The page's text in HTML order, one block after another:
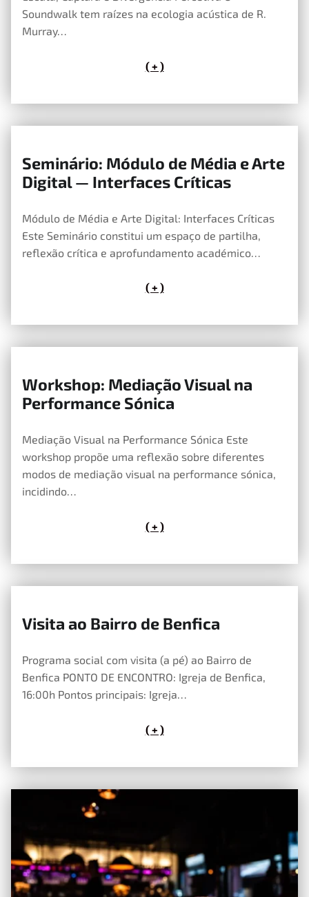
Soundwalk tem raízes na ecologia acústica de R.
Murray…
( + )
Seminário: Módulo de Média e Arte
Digital — Interfaces Críticas
Módulo de Média e Arte Digital: Interfaces Críticas
Este Seminário constitui um espaço de partilha,
reflexão crítica e aprofundamento académico…
( + )
12 de Maio, 2026
Workshop: Mediação Visual na
Performance Sónica
Mediação Visual na Performance Sónica Este
workshop propõe uma reflexão sobre diferentes
modos de mediação visual na performance sónica,
incidindo…
( + )
12 de Maio, 2026
Visita ao Bairro de Benfica
Programa social com visita (a pé) ao Bairro de
Benfica PONTO DE ENCONTRO: Igreja de Benfica,
16:00h Pontos principais: Igreja…
( + )